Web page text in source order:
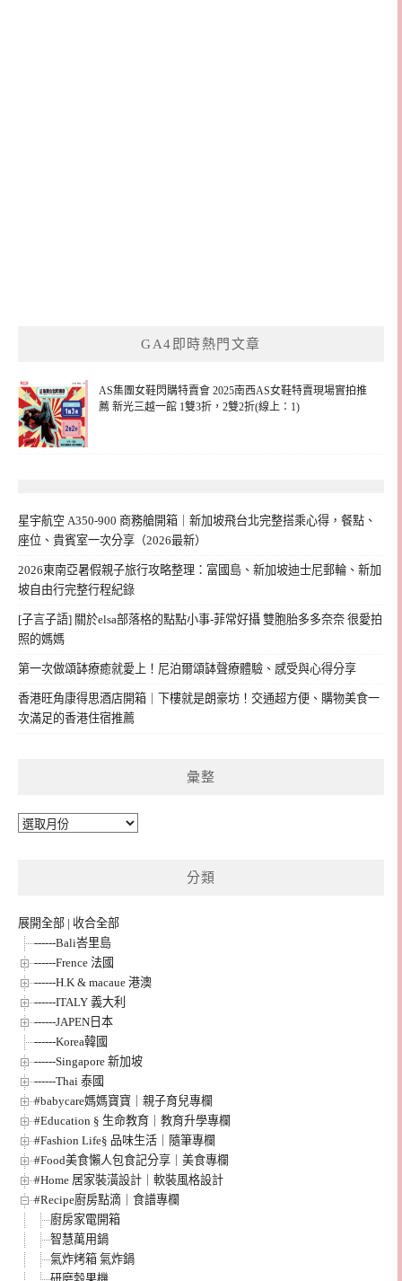
GA4即時熱門文章
AS集團女鞋閃購特賣會 2025南西AS女鞋特賣現場實拍推
薦 新光三越一館 1雙3折，2雙2折(線上：1)
星宇航空 A350-900 商務艙開箱｜新加坡飛台北完整搭乘心得，餐點、
座位、貴賓室一次分享（2026最新）
2026東南亞暑假親子旅行攻略整理：富國島、新加坡迪士尼郵輪、新加
坡自由行完整行程紀錄
[子言子語] 關於elsa部落格的點點小事-菲常好攝 雙胞胎多多奈奈 很愛拍
照的媽媽
第一次做頌缽療癒就愛上！尼泊爾頌缽聲療體驗、感受與心得分享
香港旺角康得思酒店開箱｜下樓就是朗豪坊！交通超方便、購物美食一
次滿足的香港住宿推薦
彙整
彙
分類
展開全部 | 收合全部
------Bali峇里島
------Frence 法國
------H.K & macaue 港澳
------ITALY 義大利
------JAPEN日本
------Korea韓國
------Singapore 新加坡
------Thai 泰國
#babycare媽媽寶寶｜親子育兒專欄
#Education § 生命教育｜教育升學專欄
#Fashion Life§ 品味生活｜隨筆專欄
#Food美食懶人包食記分享｜美食專欄
#Home 居家裝潢設計｜軟裝風格設計
#Recipe廚房點滴｜食譜專欄
廚房家電開箱
智慧萬用鍋
氣炸烤箱 氣炸鍋